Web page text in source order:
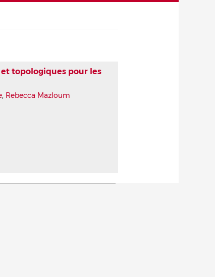
topologiques pour les
, Rebecca Mazloum